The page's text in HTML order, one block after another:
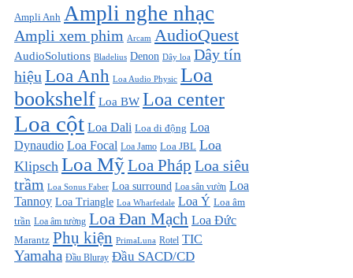
Ampli Anh Ampli nghe nhạc
Ampli xem phim Arcam AudioQuest
AudioSolutions Bladelius Denon Dây loa Dây tín
hiệu Loa Anh Loa Audio Physic Loa
bookshelf Loa BW Loa center
Loa cột Loa Dali Loa di động Loa
Dynaudio Loa Focal Loa Jamo Loa JBL Loa
Klipsch Loa MỹLoa Pháp Loa siêu
trầm Loa Sonus Faber Loa surround Loa sân vườn Loa
Tannoy Loa Triangle Loa Wharfedale Loa Ý Loa âm
trần Loa âm tường Loa Đan Mạch Loa Đức
Marantz Phụ kiện PrimaLuna Rotel TIC
Yamaha Đầu Bluray Đầu SACD/CD